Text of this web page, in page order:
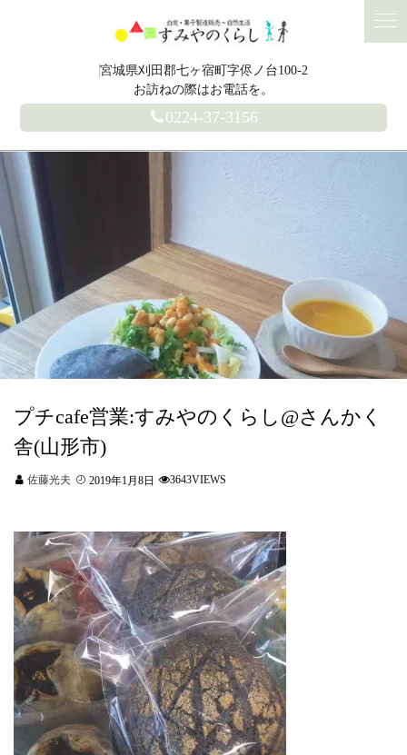
宮城県刈田郡七ヶ宿町字侭ノ台100-2
お訪ねの際はお電話を。
0224-37-3156
プチcafe営業:すみやのくらし@さんかく
舎(山形市)
佐藤光夫 2019年1月8日 3643VIEWS